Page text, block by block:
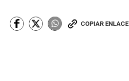
COPIAR ENLACE